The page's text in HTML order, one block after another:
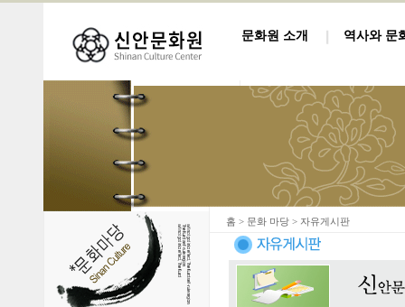
문화원 소개 역사와 문
홈 > 문화 마당 > 자유게시판